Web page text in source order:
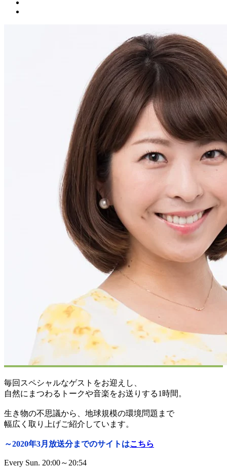
毎回スペシャルなゲストをお迎えし、
自然にまつわるトークや音楽をお送りする1時間。
生き物の不思議から、地球規模の環境問題まで
幅広く取り上げご紹介しています。
～2020年3月放送分までのサイトはこちら
Every Sun. 20:00～20:54